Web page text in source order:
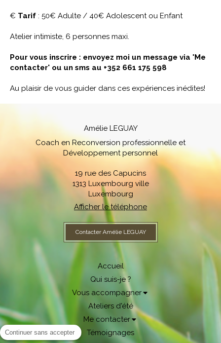
€ Tarif : 50€ Adulte / 40€ Adolescent ou Enfant
Atelier intimiste, 6 personnes maxi.
Pour vous inscrire : envoyez moi un message via 'Me
contacter' ou un sms au +352 661 175 598
Au plaisir de vous guider dans ces expériences inédites!
Amélie LEGUAY
Coach en Reconversion professionnelle et
Développement personnel
19 rue des Capucins
1313 Luxembourg ville
Luxembourg
Afficher le téléphone
Contacter Amélie LEGUAY
Accueil
Qui suis-je ?
Vous accompagner
Ateliers d'été
Me contacter
Témoignages
Continuer sans accepter